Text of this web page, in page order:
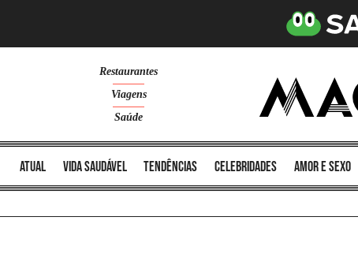
Restaurantes
Viagens
Saúde
atual vida saudável tendências celebridades amor e sexo